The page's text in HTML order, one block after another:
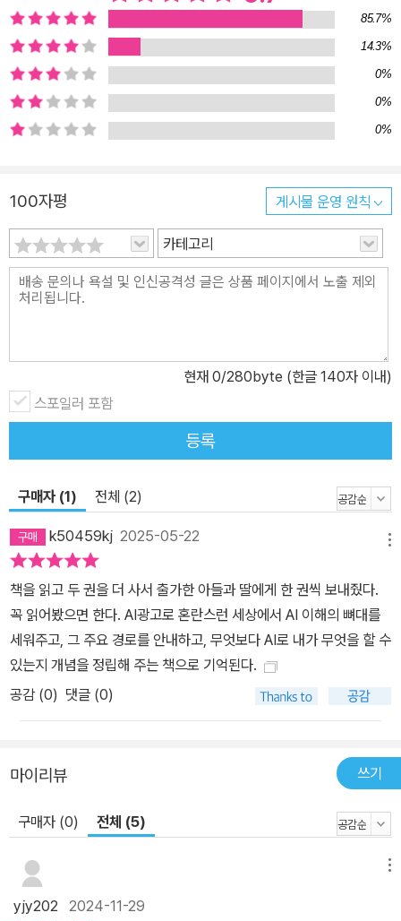
자가 되는 캐릭터 AI와 AI 인플루언서’, ‘9. AI 길들이는 파인튜닝의
대중화’, ‘10. AI를 둘러싼 법적·윤리적 쟁점 구체화’ 등 10가지로 뽑
았다. 아울러 AI의 10가지 트렌드들이 우리의 일과 삶에 어떤 영향을
미칠지 살펴본다. 또한 글로벌 테크 기업들의 『삼국지』를 방불케 하
는 AI 시장을 둘러싼 전략들도 엿볼 수 있을 것이다. 챗GPT, 코파일
이터 분석, 창작까지 폭넓은 작업을 얼마나 유연하게 지원하는지를
실제 사례와 함께 소개한다. 또한 각 범용 AI들마다 고유한 강점을 소
개하며, 각 범용 AI를 내 업무성격에 맞게 어떻게 조합하여 더 나은 결
과를 얻을 수 있는지에 대한 가이드도 제공한다. 내 업무 맞춤형 챗봇
만들기, 실용적 예제와 팁이 가득 3장에서는 대화형 AI에게 좋은 질
기법들을 소개한다. 4장에서는 내 업무에 맞는 맞춤형 챗봇을 만드는
법을 실었다. 코딩 지식이 없어도 누구나 ‘홍보기사 작성기’ 같은 챗봇
을 손쉽게 만들 수 있다. 초보자도 쉽게 이해할 수 있도록 실용적인 예
개 활용법까지! 김덕진 IT 커뮤니케이션 소장이 지난 1년간 만난 수많
AI 도구부터 그리기를 위한 AI 사용법, 비디오와 음악을 위한 AI 사용
법까지 알짜배기 생성형 AI 도구 50개의 활용법을 담았다. 김덕진 소
장의 특유의 설명 능력으로 AI를 쉽고 재미있게 이해할 수 있을 것이
다. 이 중에서 내 업무나 특성에 맞는 것을 골라서 나만의 워크플로를
만들어 보면 큰 도움이 될 것이다. 직장인·대학생·부모 필독서―사전
처럼 옆에 끼고 펼쳐보는 AI 활용백과 10여 년이 넘는 기간 동안 대중
에게 기술분야를 설명하며 소통해온 IT 커뮤니케이터 김덕진 소장이
준다. 책을 펴고 단순히 따라해 보는 것만으로도 AI가 무엇이고, 내 일
로운 업무의 자동화가 절실할 때, 보고서 쓰기가 막막하고 아이디어
리포트를 쓸 때, 부모가 아이의 공부·수행평가를 도와줄 때, 비오는 주
펼쳐보는 AI 트렌드&활용백과가 될 것이다.
85.7%
14.3%
0%
0%
0%
100자평 게시물 운영 원칙
카테고리
현재 0/280byte (한글 140자 이내)
스포일러 포함
등록
구매자 (1) 전체 (2)
k50459kj 2025-05-22
책을 읽고 두 권을 더 사서 출가한 아들과 딸에게 한 권씩 보내줬다.
꼭 읽어봤으면 한다. AI광고로 혼란스런 세상에서 AI 이해의 뼈대를
세워주고, 그 주요 경로를 안내하고, 무엇보다 AI로 내가 무엇을 할 수
있는지 개념을 정립해 주는 책으로 기억된다.
공감 (0) 댓글 (0)
마이리뷰 쓰기
구매자 (0) 전체 (5)
yjy202 2024-11-29